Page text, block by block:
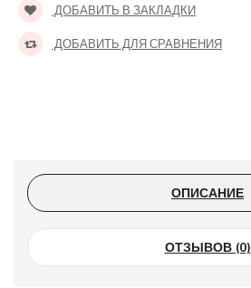
ДОБАВИТЬ В ЗАКЛАДКИ
ДОБАВИТЬ ДЛЯ СРАВНЕНИЯ
ОПИСАНИЕ
ОТЗЫВОВ (0)